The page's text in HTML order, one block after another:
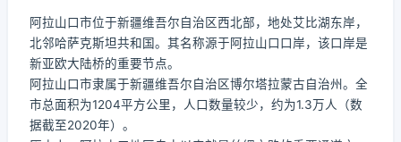
阿拉山口市位于新疆维吾尔自治区西北部，地处艾比湖东岸，
北邻哈萨克斯坦共和国。其名称源于阿拉山口口岸，该口岸是
新亚欧大陆桥的重要节点。
阿拉山口市隶属于新疆维吾尔自治区博尔塔拉蒙古自治州。全
市总面积为1204平方公里，人口数量较少，约为1.3万人（数
据截至2020年）。